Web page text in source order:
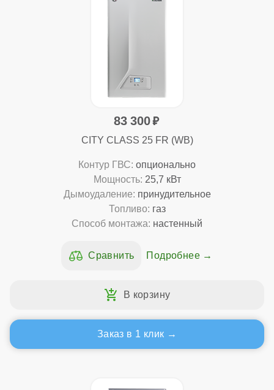
83 300
CITY CLASS 25 FR (WB)
Контур ГВС: опционально
Мощность: 25,7 кВт
Дымоудаление: принудительное
Топливо: газ
Способ монтажа: настенный
Подробнее
Заказ в 1 клик